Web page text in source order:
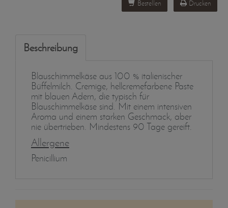
Bestellen Drucken
Beschreibung
Blauschimmelkäse aus 100 % italienischer
Büffelmilch. Cremige, hellcremefarbene Paste
mit blauen Adern, die typisch für
Blauschimmelkäse sind. Mit einem intensiven
Aroma und einem starken Geschmack, aber
nie übertrieben. Mindestens 90 Tage gereift.
Allergene
Penicillium